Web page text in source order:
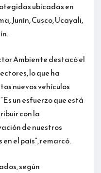
ubicadas en
Junín, Cusco, Ucayali,
Ambiente destacó el
lo que ha
nuevos vehículos
un esfuerzo que está
con la
de nuestros
el país”, remarcó.
según